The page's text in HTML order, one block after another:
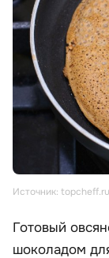
Источник: topcheff.ru
Готовый
шоколадом